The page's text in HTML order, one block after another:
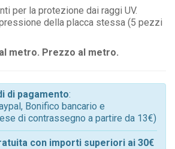
per la protezione dai raggi UV.
della placca stessa (5 pezzi
metro. Prezzo al metro.
di pagamento:
Bonifico bancario e
di contrassegno a partire da 13€)
con importi superiori ai 30€